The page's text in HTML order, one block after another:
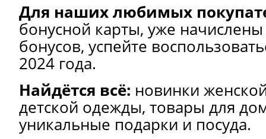
Для наших любимых
бонусной карты, уже
бонусов, успейте
2024 года.
Найдётся всё: новинки
детской одежды, товары для
уникальные подарки и посуда.